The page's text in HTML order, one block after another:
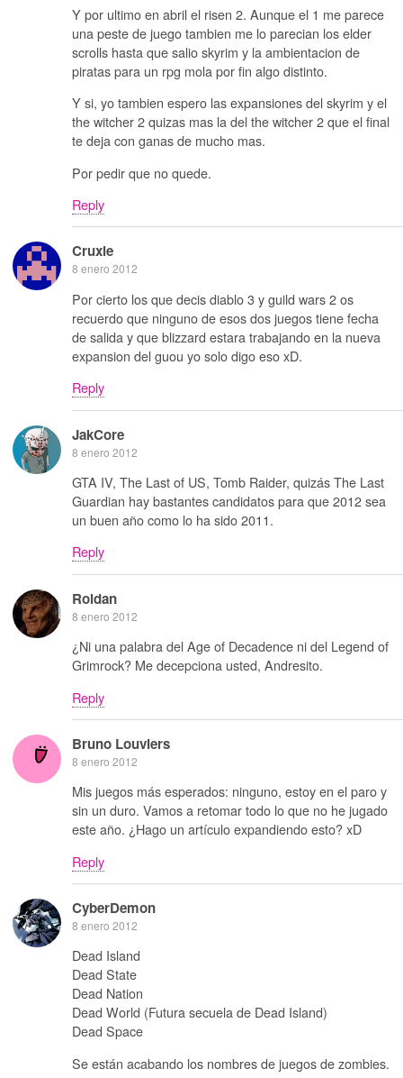
Y por ultimo en abril el risen 2. Aunque el 1 me parece
una peste de juego tambien me lo parecian los elder
scrolls hasta que salio skyrim y la ambientacion de
piratas para un rpg mola por fin algo distinto.
Y si, yo tambien espero las expansiones del skyrim y el
the witcher 2 quizas mas la del the witcher 2 que el final
te deja con ganas de mucho mas.
Por pedir que no quede.
Reply
Cruxie
8 enero 2012
Por cierto los que decis diablo 3 y guild wars 2 os
recuerdo que ninguno de esos dos juegos tiene fecha
de salida y que blizzard estara trabajando en la nueva
expansion del guou yo solo digo eso xD.
Reply
JakCore
8 enero 2012
GTA IV, The Last of US, Tomb Raider, quizás The Last
Guardian hay bastantes candidatos para que 2012 sea
un buen año como lo ha sido 2011.
Reply
Roldan
8 enero 2012
¿Ni una palabra del Age of Decadence ni del Legend of
Grimrock? Me decepciona usted, Andresito.
Reply
Bruno Louviers
8 enero 2012
Mis juegos más esperados: ninguno, estoy en el paro y
sin un duro. Vamos a retomar todo lo que no he jugado
este año. ¿Hago un artículo expandiendo esto? xD
Reply
CyberDemon
8 enero 2012
Dead Island
Dead State
Dead Nation
Dead World (Futura secuela de Dead Island)
Dead Space
Se están acabando los nombres de juegos de zombies.